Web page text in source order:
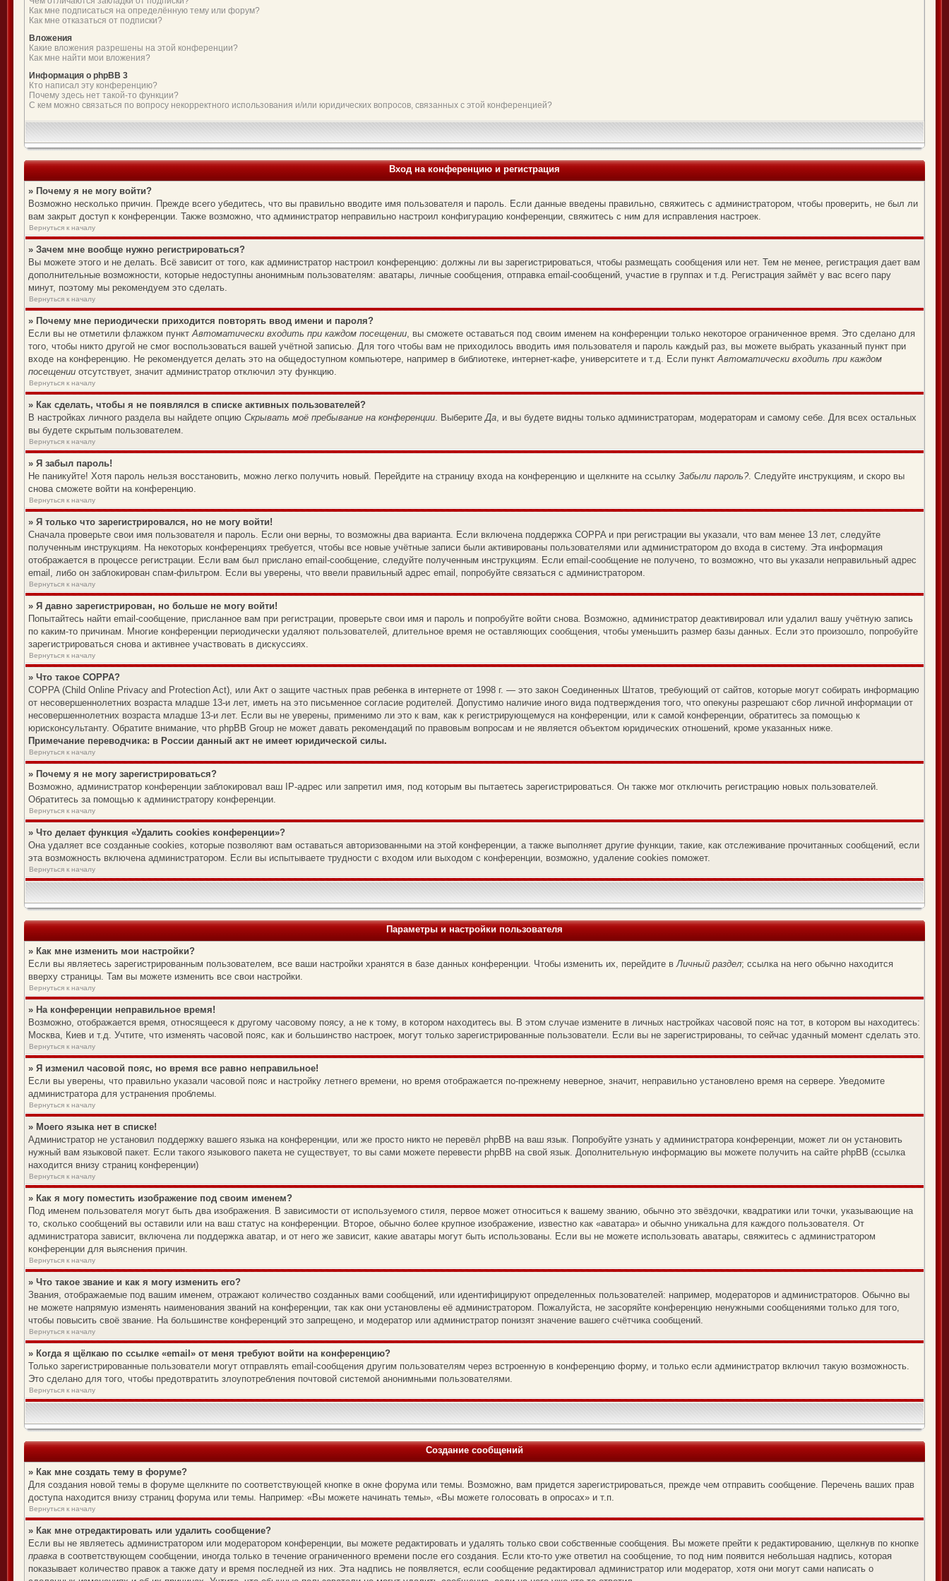
Как мне подписаться на определённую тему или форум?
Как мне отказаться от подписки?
Вложения
Какие вложения разрешены на этой конференции?
Как мне найти мои вложения?
Информация о phpBB 3
Кто написал эту конференцию?
Почему здесь нет такой-то функции?
С кем можно связаться по вопросу некорректного использования и/или юридических вопросов, связанных с этой конференцией?
Вход на конференцию и регистрация
» Почему я не могу войти?
Возможно несколько причин. Прежде всего убедитесь, что вы правильно вводите имя пользователя и пароль. Если данные введены правильно, свяжитесь с администратором, чтобы проверить, не был ли
вам закрыт доступ к конференции. Также возможно, что администратор неправильно настроил конфигурацию конференции, свяжитесь с ним для исправления настроек.
Вернуться к началу
» Зачем мне вообще нужно регистрироваться?
Вы можете этого и не делать. Всё зависит от того, как администратор настроил конференцию: должны ли вы зарегистрироваться, чтобы размещать сообщения или нет. Тем не менее, регистрация дает вам
дополнительные возможности, которые недоступны анонимным пользователям: аватары, личные сообщения, отправка email-сообщений, участие в группах и т.д. Регистрация займёт у вас всего пару
минут, поэтому мы рекомендуем это сделать.
Вернуться к началу
» Почему мне периодически приходится повторять ввод имени и пароля?
Если вы не отметили флажком пунктАвтоматически входить при каждом посещении, вы сможете оставаться под своим именем на конференции только некоторое ограниченное время. Это сделано для
того, чтобы никто другой не смог воспользоваться вашей учётной записью. Для того чтобы вам не приходилось вводить имя пользователя и пароль каждый раз, вы можете выбрать указанный пункт при
входе на конференцию. Не рекомендуется делать это на общедоступном компьютере, например в библиотеке, интернет-кафе, университете и т.д. Если пунктАвтоматически входить при каждом
посещении отсутствует, значит администратор отключил эту функцию.
Вернуться к началу
» Как сделать, чтобы я не появлялся в списке активных пользователей?
В настройках личного раздела вы найдете опцию Скрывать моё пребывание на конференции. ВыберитеДа, и вы будете видны только администраторам, модераторам и самому себе. Для всех остальных
вы будете скрытым пользователем.
Вернуться к началу
» Я забыл пароль!
Не паникуйте! Хотя пароль нельзя восстановить, можно легко получить новый. Перейдите на страницу входа на конференцию и щелкните на ссылку Забыли пароль?. Следуйте инструкциям, и скоро вы
снова сможете войти на конференцию.
Вернуться к началу
» Я только что зарегистрировался, но не могу войти!
Сначала проверьте свои имя пользователя и пароль. Если они верны, то возможны два варианта. Если включена поддержка COPPA и при регистрации вы указали, что вам менее 13 лет, следуйте
полученным инструкциям. На некоторых конференциях требуется, чтобы все новые учётные записи были активированы пользователями или администратором до входа в систему. Эта информация
отображается в процессе регистрации. Если вам был прислано email-сообщение, следуйте полученным инструкциям. Если email-сообщение не получено, то возможно, что вы указали неправильный адрес
email, либо он заблокирован спам-фильтром. Если вы уверены, что ввели правильный адрес email, попробуйте связаться с администратором.
Вернуться к началу
» Я давно зарегистрирован, но больше не могу войти!
Попытайтесь найти email-сообщение, присланное вам при регистрации, проверьте свои имя и пароль и попробуйте войти снова. Возможно, администратор деактивировал или удалил вашу учётную запись
по каким-то причинам. Многие конференции периодически удаляют пользователей, длительное время не оставляющих сообщения, чтобы уменьшить размер базы данных. Если это произошло, попробуйте
зарегистрироваться снова и активнее участвовать в дискуссиях.
Вернуться к началу
» Что такое COPPA?
COPPA (Child Online Privacy and Protection Act), или Акт о защите частных прав ребенка в интернете от 1998 г. — это закон Соединенных Штатов, требующий от сайтов, которые могут собирать информацию
от несовершеннолетних возраста младше 13-и лет, иметь на это письменное согласие родителей. Допустимо наличие иного вида подтверждения того, что опекуны разрешают сбор личной информации от
несовершеннолетних возраста младше 13-и лет. Если вы не уверены, применимо ли это к вам, как к регистрирующемуся на конференции, или к самой конференции, обратитесь за помощью к
юрисконсультанту. Обратите внимание, что phpBB Group не может давать рекомендаций по правовым вопросам и не является объектом юридических отношений, кроме указанных ниже.
Примечание переводчика: в России данный акт не имеет юридической силы.
Вернуться к началу
» Почему я не могу зарегистрироваться?
Возможно, администратор конференции заблокировал ваш IP-адрес или запретил имя, под которым вы пытаетесь зарегистрироваться. Он также мог отключить регистрацию новых пользователей.
Обратитесь за помощью к администратору конференции.
Вернуться к началу
» Что делает функция «Удалить cookies конференции»?
Она удаляет все созданные cookies, которые позволяют вам оставаться авторизованными на этой конференции, а также выполняет другие функции, такие, как отслеживание прочитанных сообщений, если
эта возможность включена администратором. Если вы испытываете трудности с входом или выходом с конференции, возможно, удаление cookies поможет.
Вернуться к началу
Параметры и настройки пользователя
» Как мне изменить мои настройки?
Если вы являетесь зарегистрированным пользователем, все ваши настройки хранятся в базе данных конференции. Чтобы изменить их, перейдите вЛичный раздел; ссылка на него обычно находится
вверху страницы. Там вы можете изменить все свои настройки.
Вернуться к началу
» На конференции неправильное время!
Возможно, отображается время, относящееся к другому часовому поясу, а не к тому, в котором находитесь вы. В этом случае измените в личных настройках часовой пояс на тот, в котором вы находитесь:
Москва, Киев и т.д. Учтите, что изменять часовой пояс, как и большинство настроек, могут только зарегистрированные пользователи. Если вы не зарегистрированы, то сейчас удачный момент сделать это.
Вернуться к началу
» Я изменил часовой пояс, но время все равно неправильное!
Если вы уверены, что правильно указали часовой пояс и настройку летнего времени, но время отображается по-прежнему неверное, значит, неправильно установлено время на сервере. Уведомите
администратора для устранения проблемы.
Вернуться к началу
» Моего языка нет в списке!
Администратор не установил поддержку вашего языка на конференции, или же просто никто не перевёл phpBB на ваш язык. Попробуйте узнать у администратора конференции, может ли он установить
нужный вам языковой пакет. Если такого языкового пакета не существует, то вы сами можете перевести phpBB на свой язык. Дополнительную информацию вы можете получить на сайте phpBB (ссылка
находится внизу страниц конференции)
Вернуться к началу
» Как я могу поместить изображение под своим именем?
Под именем пользователя могут быть два изображения. В зависимости от используемого стиля, первое может относиться к вашему званию, обычно это звёздочки, квадратики или точки, указывающие на
то, сколько сообщений вы оставили или на ваш статус на конференции. Второе, обычно более крупное изображение, известно как «аватара» и обычно уникальна для каждого пользователя. От
администратора зависит, включена ли поддержка аватар, и от него же зависит, какие аватары могут быть использованы. Если вы не можете использовать аватары, свяжитесь с администратором
конференции для выяснения причин.
Вернуться к началу
» Что такое звание и как я могу изменить его?
Звания, отображаемые под вашим именем, отражают количество созданных вами сообщений, или идентифицируют определенных пользователей: например, модераторов и администраторов. Обычно вы
не можете напрямую изменять наименования званий на конференции, так как они установлены её администратором. Пожалуйста, не засоряйте конференцию ненужными сообщениями только для того,
чтобы повысить своё звание. На большинстве конференций это запрещено, и модератор или администратор понизят значение вашего счётчика сообщений.
Вернуться к началу
» Когда я щёлкаю по ссылке «email» от меня требуют войти на конференцию?
Только зарегистрированные пользователи могут отправлять email-сообщения другим пользователям через встроенную в конференцию форму, и только если администратор включил такую возможность.
Это сделано для того, чтобы предотвратить злоупотребления почтовой системой анонимными пользователями.
Вернуться к началу
Создание сообщений
» Как мне создать тему в форуме?
Для создания новой темы в форуме щелкните по соответствующей кнопке в окне форума или темы. Возможно, вам придется зарегистрироваться, прежде чем отправить сообщение. Перечень ваших прав
доступа находится внизу страниц форума или темы. Например: «Вы можете начинать темы», «Вы можете голосовать в опросах» и т.п.
Вернуться к началу
» Как мне отредактировать или удалить сообщение?
Если вы не являетесь администратором или модератором конференции, вы можете редактировать и удалять только свои собственные сообщения. Вы можете прейти к редактированию, щелкнув по кнопке
правка в соответствующем сообщении, иногда только в течение ограниченного времени после его создания. Если кто-то уже ответил на сообщение, то под ним появится небольшая надпись, которая
показывает количество правок а также дату и время последней из них. Эта надпись не появляется, если сообщение редактировал администратор или модератор, хотя они могут сами написать о